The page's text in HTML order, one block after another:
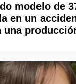
modelo de
en un
una